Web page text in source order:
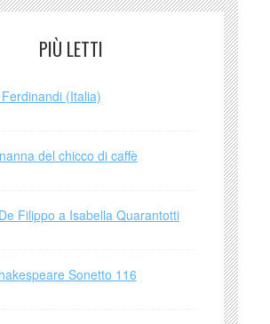
PIÙ LETTI
(Italia)
del chicco di caffè
Filippo a Isabella Quarantotti
Sonetto 116